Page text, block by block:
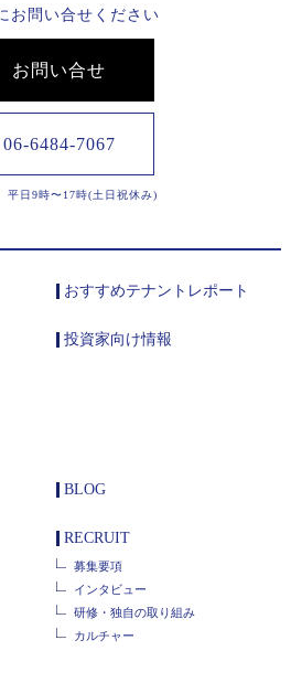
お問い合せください
お問い合せ
06-6484-7067
平日9時〜17時(土日祝休み)
おすすめテナントレポート
投資家向け情報
BLOG
RECRUIT
募集要項
インタビュー
研修・独自の取り組み
カルチャー